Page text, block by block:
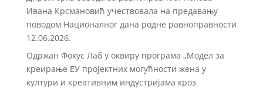
Ивана Крсмановић учествовала на предавању
поводом Националног дана родне равноправности
12.06.2026.
Одржан Фокус Лаб у оквиру програма „Модел за
креирање ЕУ пројектних могућности жена у
култури и креативним индустријама кроз